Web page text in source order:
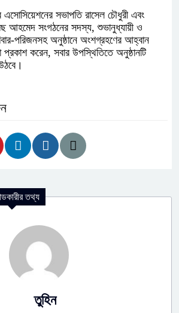
এসোসিয়েশনের সভাপতি রাসেল চৌধুরী এবং
আহমেদ সংগঠনের সদস্য, শুভানুধ্যায়ী ও
পরিজনসহ অনুষ্ঠানে অংশগ্রহণের আহ্বান
করেন, সবার উপস্থিতিতে অনুষ্ঠানটি
তথ্য
তুহিন